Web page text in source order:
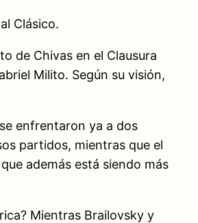
Clásico.
de Chivas en el Clausura
Milito. Según su visión,
enfrentaron ya a dos
partidos, mientras que el
además está siendo más
Mientras Brailovsky y